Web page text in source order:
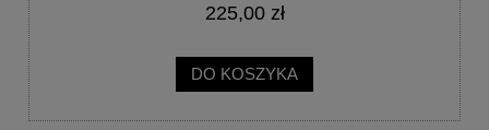
225,00 zł
DO KOSZYKA